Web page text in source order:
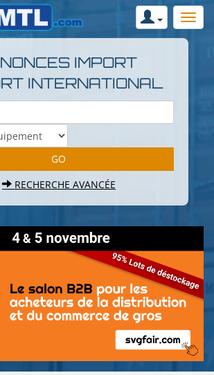
IMPORT
INTERNATIONAL
RECHERCHE AVANCÉE